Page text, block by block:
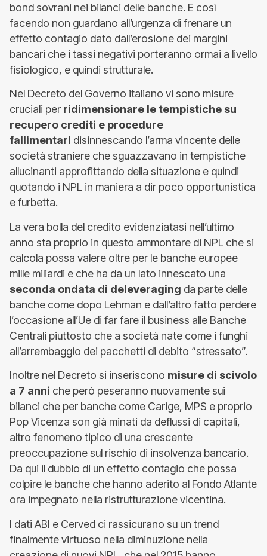
bond sovrani nei bilanci delle banche. E così
facendo non guardano all’urgenza di frenare un
effetto contagio dato dall’erosione dei margini
bancari che i tassi negativi porteranno ormai a livello
fisiologico, e quindi strutturale.
Nel Decreto del Governo italiano vi sono misure
cruciali per ridimensionare le tempistiche su
recupero crediti e procedure
fallimentari disinnescando l’arma vincente delle
società straniere che sguazzavano in tempistiche
allucinanti approfittando della situazione e quindi
quotando i NPL in maniera a dir poco opportunistica
e furbetta.
La vera bolla del credito evidenziatasi nell’ultimo
anno sta proprio in questo ammontare di NPL che si
calcola possa valere oltre per le banche europee
mille miliardi e che ha da un lato innescato una
seconda ondata di deleveraging da parte delle
banche come dopo Lehman e dall’altro fatto perdere
l’occasione all’Ue di far fare il business alle Banche
Centrali piuttosto che a società nate come i funghi
all’arrembaggio dei pacchetti di debito “stressato”.
Inoltre nel Decreto si inseriscono misure di scivolo
a 7 anni che però peseranno nuovamente sui
bilanci che per banche come Carige, MPS e proprio
Pop Vicenza son già minati da deflussi di capitali,
altro fenomeno tipico di una crescente
preoccupazione sul rischio di insolvenza bancario.
Da qui il dubbio di un effetto contagio che possa
colpire le banche che hanno aderito al Fondo Atlante
ora impegnato nella ristrutturazione vicentina.
I dati ABI e Cerved ci rassicurano su un trend
finalmente virtuoso nella diminuzione nella